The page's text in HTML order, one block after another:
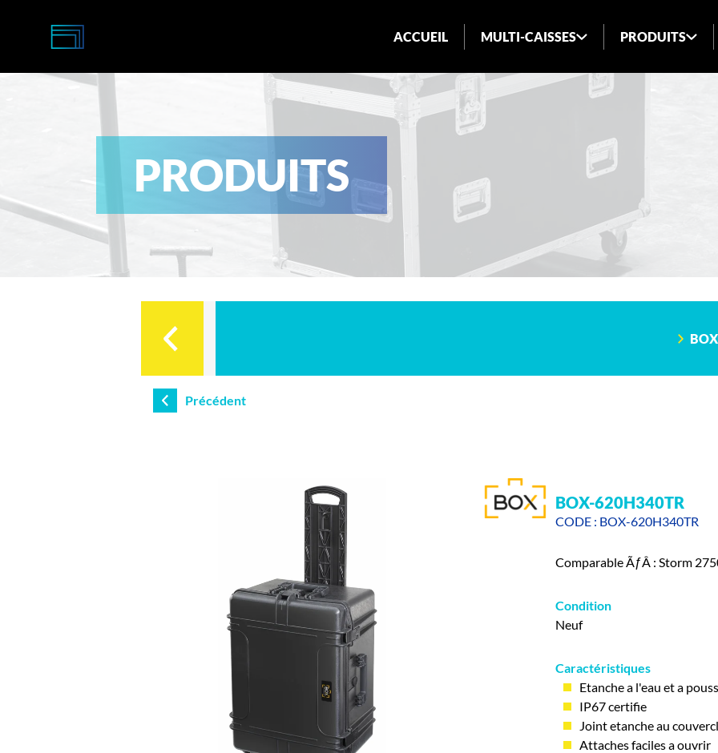
Caisses
ACCUEIL MULTI-CAISSES
QUI SOMMES-NOUS?
INDUSTRIES DESSERVIES
BLOGUE
PRODUITS
PRODUITS
BOX
Précédent
BOX-620H340TR
CODE : BOX-620H340TR
Comparable ÃƒÂ : Storm
Condition
Neuf
Caractéristiques
Etanche a l'eau et a
IP67 certifie
Joint etanche au
Attaches faciles a ouvrir